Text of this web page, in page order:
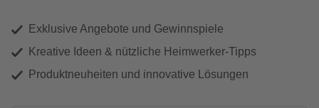
Exklusive Angebote und Gewinnspiele
Kreative Ideen & nützliche Heimwerker-Tipps
Produktneuheiten und innovative Lösungen